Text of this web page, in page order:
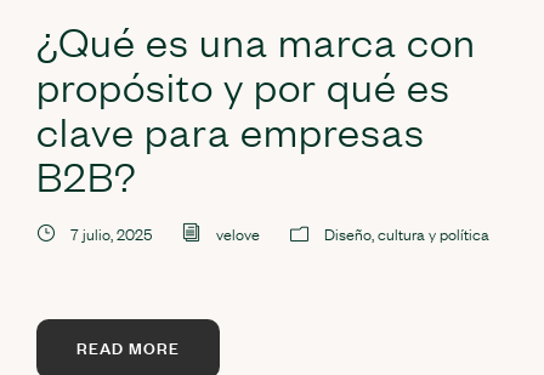
¿Qué es una marca con
propósito y por qué es
clave para empresas
B2B?
7 julio, 2025 velove Diseño, cultura y política
READ MORE